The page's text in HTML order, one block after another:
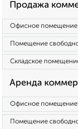
Продажа
Офисное помещение
Помещение
Складское
Аренда
Офисное помещение
Помещение